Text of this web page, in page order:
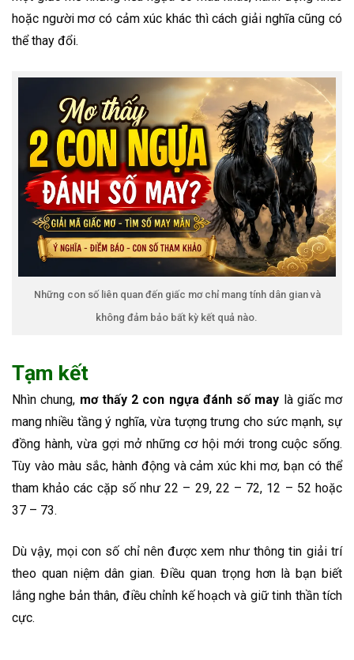
hoặc người mơ có cảm xúc khác thì cách giải nghĩa cũng có
thể thay đổi.
Những con số liên quan đến giấc mơ chỉ mang tính dân gian và
không đảm bảo bất kỳ kết quả nào.
Tạm kết
Nhìn chung, mơ thấy 2 con ngựa đánh số may là giấc mơ
mang nhiều tầng ý nghĩa, vừa tượng trưng cho sức mạnh, sự
đồng hành, vừa gợi mở những cơ hội mới trong cuộc sống.
Tùy vào màu sắc, hành động và cảm xúc khi mơ, bạn có thể
tham khảo các cặp số như 22 – 29, 22 – 72, 12 – 52 hoặc
37 – 73.
Dù vậy, mọi con số chỉ nên được xem như thông tin giải trí
theo quan niệm dân gian. Điều quan trọng hơn là bạn biết
lắng nghe bản thân, điều chỉnh kế hoạch và giữ tinh thần tích
cực.